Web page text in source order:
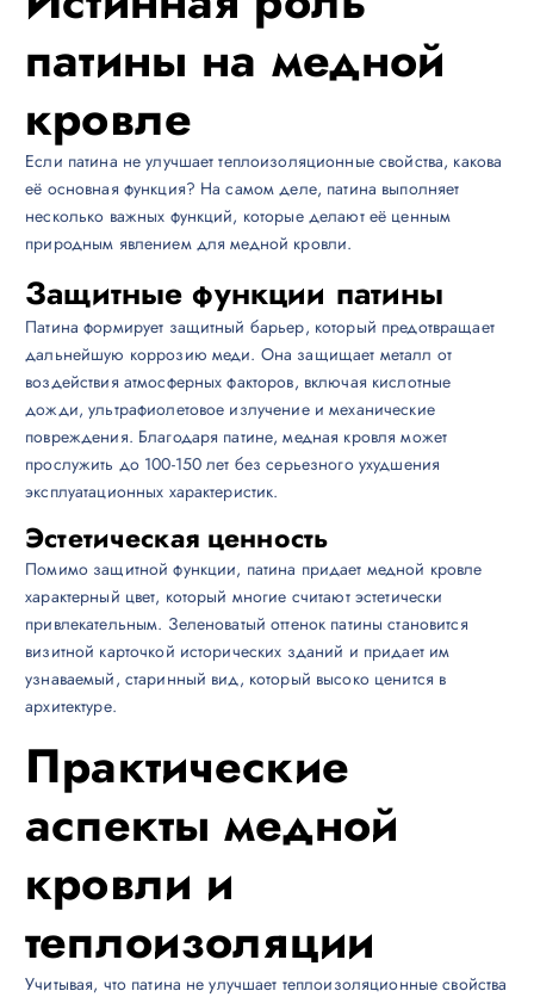
патины на медной
кровле
Если патина не улучшает теплоизоляционные свойства, какова
её основная функция? На самом деле, патина выполняет
несколько важных функций, которые делают её ценным
природным явлением для медной кровли.
Защитные функции патины
Патина формирует защитный барьер, который предотвращает
дальнейшую коррозию меди. Она защищает металл от
воздействия атмосферных факторов, включая кислотные
дожди, ультрафиолетовое излучение и механические
повреждения. Благодаря патине, медная кровля может
прослужить до 100-150 лет без серьезного ухудшения
эксплуатационных характеристик.
Эстетическая ценность
Помимо защитной функции, патина придает медной кровле
характерный цвет, который многие считают эстетически
привлекательным. Зеленоватый оттенок патины становится
визитной карточкой исторических зданий и придает им
узнаваемый, старинный вид, который высоко ценится в
архитектуре.
Практические
аспекты медной
кровли и
теплоизоляции
Учитывая, что патина не улучшает теплоизоляционные свойства